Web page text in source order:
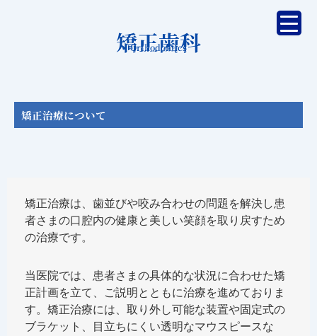
矯正歯科
Orthodontics
矯正治療について
矯正治療は、歯並びや咬み合わせの問題を解決し患
者さまの口腔内の健康と美しい笑顔を取り戻すため
の治療です。
当医院では、患者さまの具体的な状況に合わせた矯
正計画を立て、ご説明とともに治療を進めておりま
す。矯正治療には、取り外し可能な装置や固定式の
ブラケット、目立ちにくい透明なマウスピースな